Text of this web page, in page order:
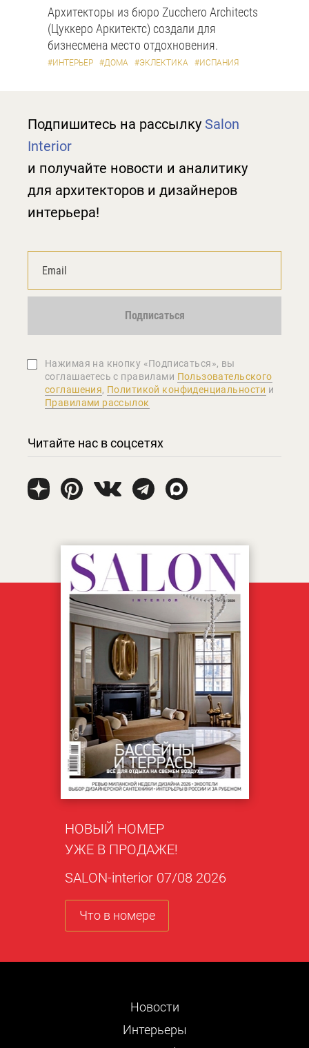
Архитекторы из бюро Zucchero Architects
(Цуккеро Аркитектс) создали для
бизнесмена место отдохновения.
#ИНТЕРЬЕР #ДОМА #ЭКЛЕКТИКА #ИСПАНИЯ
Подпишитесь на рассылку Salon
Interior
и получайте новости и аналитику
для архитекторов и дизайнеров
интерьера!
Подписаться
Нажимая на кнопку «Подписаться», вы
соглашаетеcь с правилами Пользовательского
соглашения, Политикой конфиденциальности и
Правилами рассылок
Читайте нас в соцсетях
НОВЫЙ НОМЕР
УЖЕ В ПРОДАЖЕ!
SALON-interior 07/08 2026
Что в номере
Новости
Интерьеры